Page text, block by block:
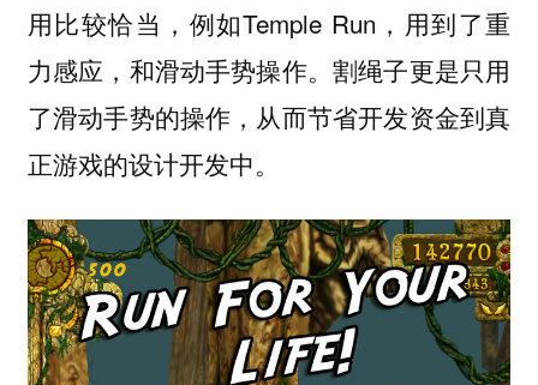
用比较恰当，例如Temple Run，用到了重
力感应，和滑动手势操作。割绳子更是只用
了滑动手势的操作，从而节省开发资金到真
正游戏的设计开发中。